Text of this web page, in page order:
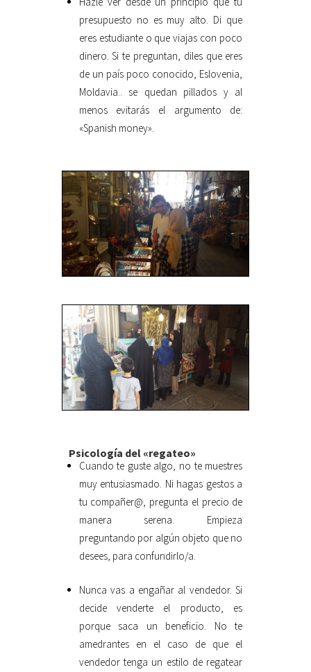
presupuesto no es muy alto. Di que
eres estudiante o que viajas con poco
dinero. Si te preguntan, diles que eres
de un país poco conocido, Eslovenia,
Moldavia.. se quedan pillados y al
menos evitarás el argumento de:
«Spanish money».
Psicología del «regateo»
Cuando te guste algo, no te muestres
muy entusiasmado. Ni hagas gestos a
tu compañer@, pregunta el precio de
manera serena. Empieza
preguntando por algún objeto que no
desees, para confundirlo/a.
Nunca vas a engañar al vendedor. Si
decide venderte el producto, es
porque saca un beneficio. No te
amedrantes en el caso de que el
vendedor tenga un estilo de regatear